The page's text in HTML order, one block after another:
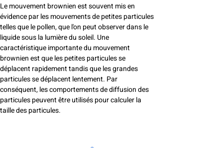
Le mouvement brownien est souvent mis en
évidence par les mouvements de petites particules
telles que le pollen, que l'on peut observer dans le
liquide sous la lumière du soleil. Une
caractéristique importante du mouvement
brownien est que les petites particules se
déplacent rapidement tandis que les grandes
particules se déplacent lentement. Par
conséquent, les comportements de diffusion des
particules peuvent être utilisés pour calculer la
taille des particules.